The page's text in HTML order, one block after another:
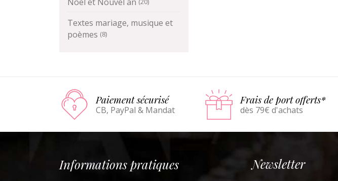
Textes mariage, musique et
poèmes (8)
Paiement sécurisé
CB, PayPal & Mandat
Frais de port offerts*
dès 79€ d'achats
Informations pratiques Newsletter